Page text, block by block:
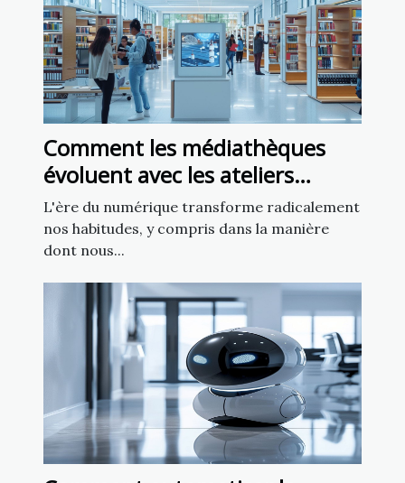
Comment les médiathèques
évoluent avec les ateliers
d'intelligence artificielle
L'ère du numérique transforme radicalement
nos habitudes, y compris dans la manière
dont nous...